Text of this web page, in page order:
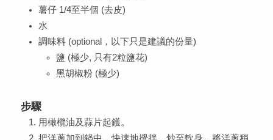
薯仔 1/4至半個 (去皮)
水
調味料 (optional，以下只是建議的份量)
鹽 (極少, 只有2粒鹽花)
黑胡椒粉 (極少)
步驟
用橄欖油及蒜片起鑊。
把洋蔥加到鍋中，快速地攪拌，炒至軟身。將洋蔥稍